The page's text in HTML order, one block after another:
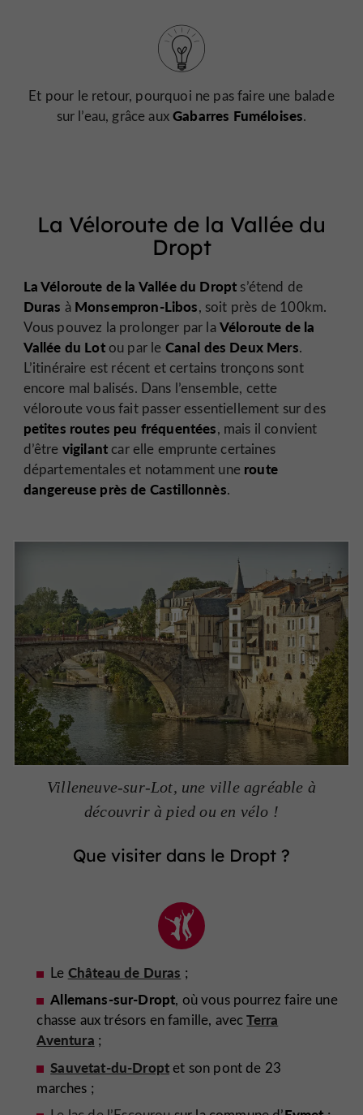
Et pour le retour, pourquoi ne pas faire une balade
sur l’eau, grâce auxGabarres Fuméloises.
La Véloroute de la Vallée du
Dropt
La Véloroute de la Vallée du Dropt s’étend de
Duras à Monsempron-Libos, soit près de 100km.
Vous pouvez la prolonger par laVéloroute de la
Vallée du Lot ou par le Canal des Deux Mers.
L’itinéraire est récent et certains tronçons sont
encore mal balisés. Dans l’ensemble, cette
véloroute vous fait passer essentiellement sur des
petites routes peu fréquentées, mais il convient
d’être vigilant car elle emprunte certaines
départementales et notamment une route
dangereuse près de Castillonnès.
Villeneuve-sur-Lot, une ville agréable à
découvrir à pied ou en vélo !
Que visiter dans le Dropt ?
Le Château de Duras ;
Allemans-sur-Dropt, où vous pourrez faire une
chasse aux trésors en famille, avecTerra
Aventura ;
Sauvetat-du-Droptet son pont de 23
marches ;